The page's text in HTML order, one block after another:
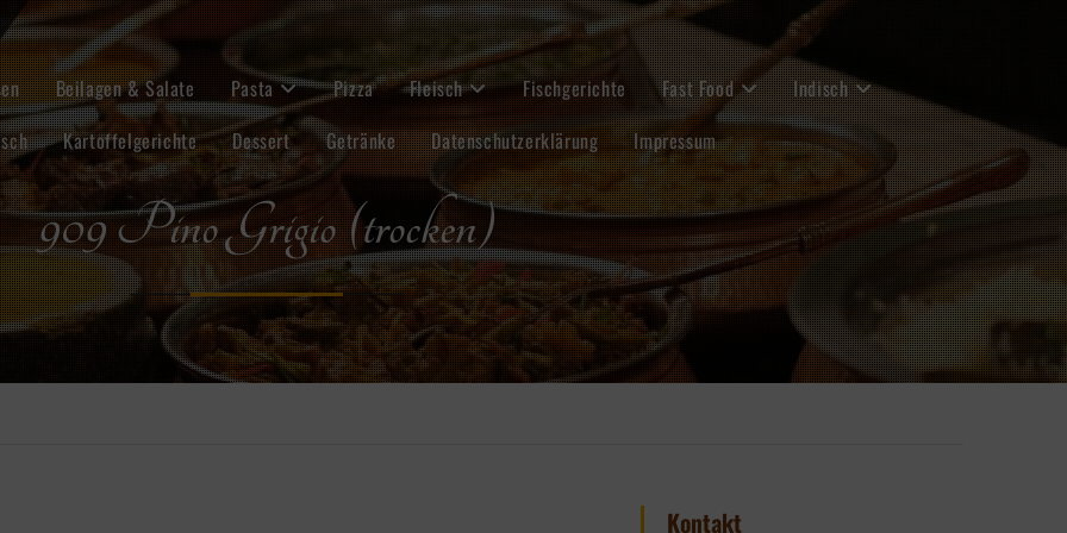
Beilagen & Salate Pasta Pizza Fleisch Fischgerichte Fast Food
Indisch
Kartoffelgerichte Dessert Getränke Datenschutzerklärung Impressum
909 Pino Grigio (trocken)
Kontakt